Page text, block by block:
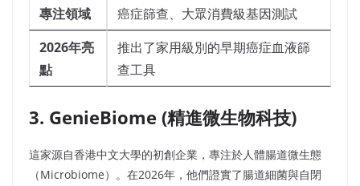
專注領域
癌症篩查、大眾消費級基因測試
2026年亮
點
推出了家用級別的早期癌症血液篩
查工具
3. GenieBiome (精進微生物科技)
這家源自香港中文大學的初創企業，專注於人體腸道微生態
（Microbiome）。在2026年，他們證實了腸道細菌與自閉